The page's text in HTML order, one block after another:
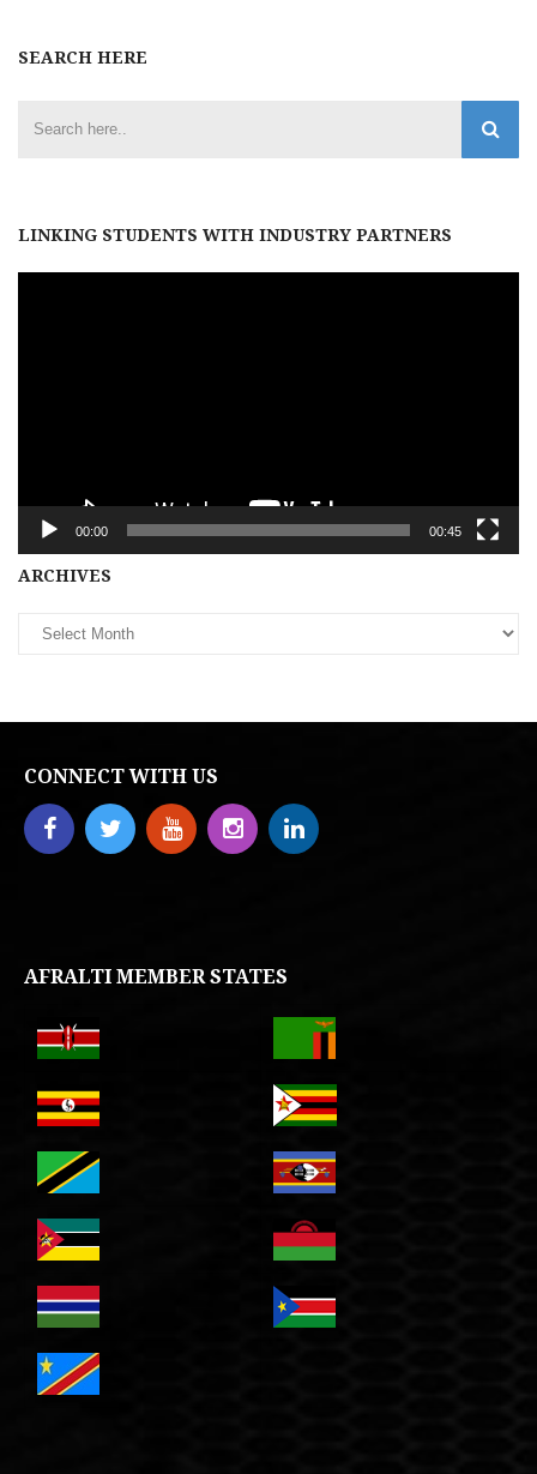
SEARCH HERE
LINKING STUDENTS WITH INDUSTRY PARTNERS
00:00 00:45
ARCHIVES
CONNECT WITH US
AFRALTI MEMBER STATES